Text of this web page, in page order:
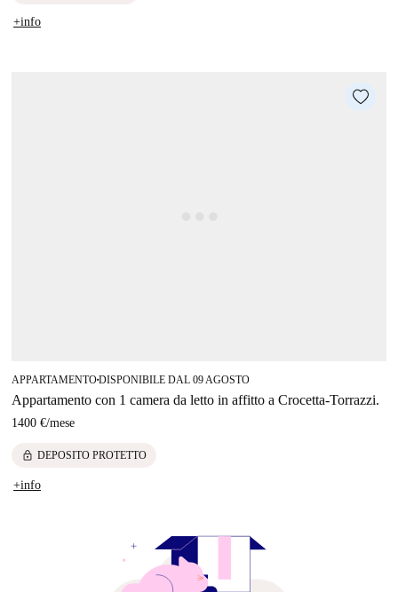
+info
APPARTAMENTO■DISPONIBILE DAL 09 AGOSTO
Appartamento con 1 camera da letto in affitto a Crocetta-Torrazzi.
1400 €/mese
lock DEPOSITO PROTETTO
+info